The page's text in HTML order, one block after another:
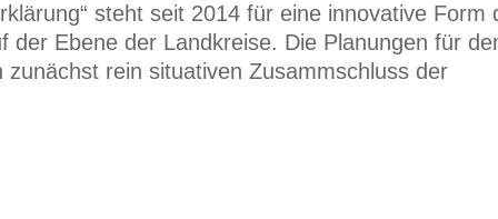
steht seit 2014 für eine innovative Form
der Ebene der Landkreise. Die Planungen für
zunächst rein situativen Zusammschluss der